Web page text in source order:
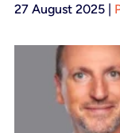
27 August 2025 |